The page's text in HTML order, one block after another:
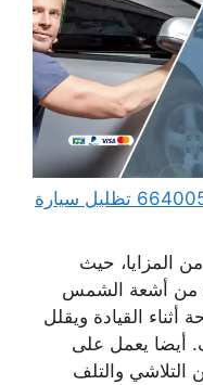
تظليل سيارات متنقل الكويت 66400552 تظليل سيارة
المزايا، حيث
من أشعة الشمس
أثناء القيادة ويقلل
أيضا يعمل على
التلاشي والتلف